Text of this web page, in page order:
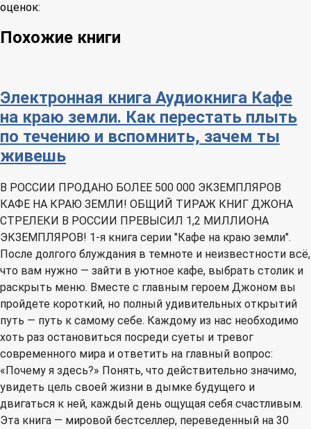
оценок:
Похожие книги
Электронная книга Аудиокнига Кафе
на краю земли. Как перестать плыть
по течению и вспомнить, зачем ты
живешь
В РОССИИ ПРОДАНО БОЛЕЕ 500 000 ЭКЗЕМПЛЯРОВ
КАФЕ НА КРАЮ ЗЕМЛИ! ОБЩИЙ ТИРАЖ КНИГ ДЖОНА
СТРЕЛЕКИ В РОССИИ ПРЕВЫСИЛ 1,2 МИЛЛИОНА
ЭКЗЕМПЛЯРОВ! 1-я книга серии "Кафе на краю земли".
После долгого блуждания в темноте и неизвестности всё,
что вам нужно — зайти в уютное кафе, выбрать столик и
раскрыть меню. Вместе с главным героем Джоном вы
пройдете короткий, но полный удивительных открытий
путь — путь к самому себе. Каждому из нас необходимо
хоть раз остановиться посреди суеты и тревог
современного мира и ответить на главный вопрос:
«Почему я здесь?» Понять, что действительно значимо,
увидеть цель своей жизни в дымке будущего и
двигаться к ней, каждый день ощущая себя счастливым.
Эта книга — мировой бестселлер, переведенный на 30